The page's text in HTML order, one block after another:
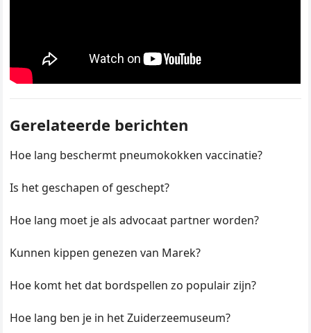
Gerelateerde berichten
Hoe lang beschermt pneumokokken vaccinatie?
Is het geschapen of geschept?
Hoe lang moet je als advocaat partner worden?
Kunnen kippen genezen van Marek?
Hoe komt het dat bordspellen zo populair zijn?
Hoe lang ben je in het Zuiderzeemuseum?